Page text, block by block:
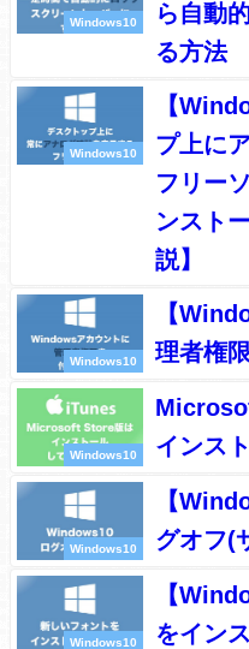
Windows10
ら自動
る方法
Windows10
【
プ上に
フリー
ンスト
説】
Windows10
【
理者権
Windows10
インス
Windows10
【
グオフ(
Windows10
【
をイン